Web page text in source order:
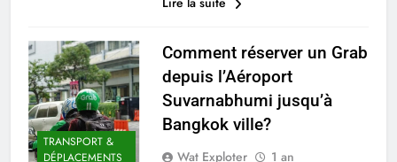
TRANSPORT &
DÉPLACEMENTS
Comment réserver un Grab
depuis l’Aéroport
Suvarnabhumi jusqu’à
Bangkok ville?
Wat Exploter
1 an